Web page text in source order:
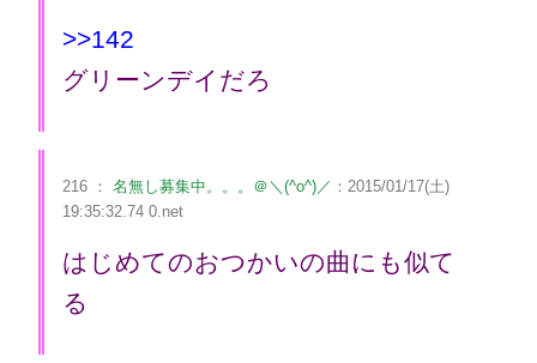
>>142
グリーンデイだろ
216 ： 名無し募集中。。。＠＼(^o^)／ ：2015/01/17(土)
19:35:32.74 0.net
はじめてのおつかいの曲にも似て
る